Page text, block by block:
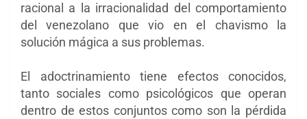
racional a la irracionalidad del comportamiento
del venezolano que vio en el chavismo la
solución mágica a sus problemas.
El adoctrinamiento tiene efectos conocidos,
tanto sociales como psicológicos que operan
dentro de estos conjuntos como son la pérdida